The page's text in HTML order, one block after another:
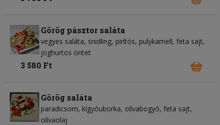
Görög pásztor saláta
vegyes saláta snidling pirítós pulykamell feta sajt
joghurtos öntet
3 580 Ft
Görög saláta
paradicsom kígyóuborka olívabogyó feta sajt
olívaolaj